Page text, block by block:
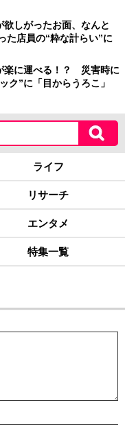
欲しがったお面、なんと
店員の“粋な計らい”に
楽に運べる！？ 災害時に
ク”に「目からうろこ」
ライフ
リサーチ
エンタメ
特集一覧